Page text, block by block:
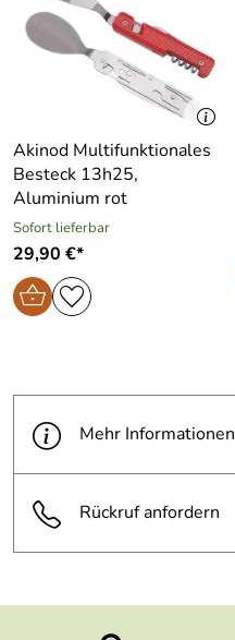
Akinod Multifunktionales
Besteck 13h25,
Aluminium rot
Sofort lieferbar
29,90 €*
Mehr Informationen
Rückruf anfordern